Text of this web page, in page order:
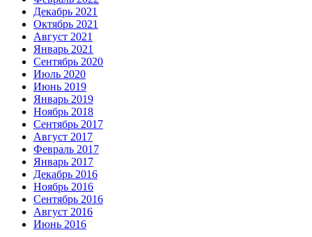
Декабрь 2021
Октябрь 2021
Август 2021
Январь 2021
Сентябрь 2020
Июль 2020
Июнь 2019
Январь 2019
Ноябрь 2018
Сентябрь 2017
Август 2017
Февраль 2017
Январь 2017
Декабрь 2016
Ноябрь 2016
Сентябрь 2016
Август 2016
Июнь 2016